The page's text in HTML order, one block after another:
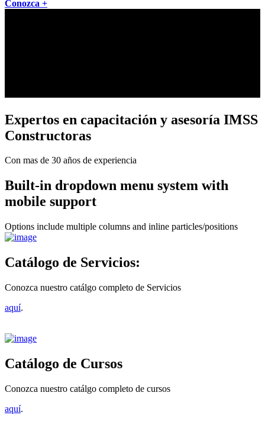
Conozca +
Expertos en capacitación y asesoría IMSS
Constructoras
Con mas de 30 años de experiencia
Built-in dropdown menu system with
mobile support
Options include multiple columns and inline particles/positions
Catálogo de Servicios:
Conozca nuestro catálgo completo de Servicios
aquí.
Catálogo de Cursos
Conozca nuestro catálgo completo de cursos
aquí.